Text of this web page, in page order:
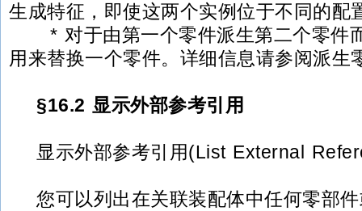
生成特征，即使这两个实例位于不同的配
* 对于由第一个零件派生第二个零件
用来替换一个零件。详细信息请参阅派生
§16.2 显示外部参考引用
显示外部参考引用(List External
您可以列出在关联装配体中任何零部件